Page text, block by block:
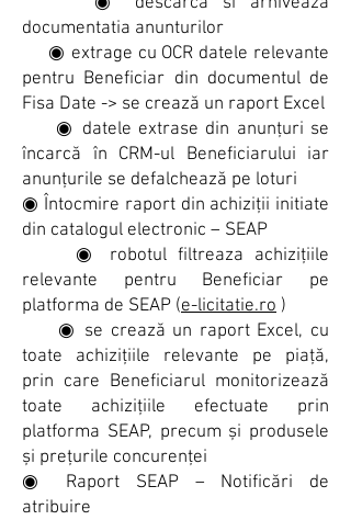
documentatia anunturilor
◉ extrage cu OCR datele relevante
pentru Beneficiar din documentul de
Fisa Date -> se crează un raport Excel
◉ datele extrase din anunțuri se
încarcă în CRM-ul Beneficiarului iar
anunțurile se defalchează pe loturi
◉ Întocmire raport din achiziții initiate
din catalogul electronic – SEAP
◉ robotul filtreaza achizițiile
relevante pentru Beneficiar pe
platforma de SEAP (e-licitatie.ro )
◉ se crează un raport Excel, cu
toate achizițiile relevante pe piață,
prin care Beneficiarul monitorizează
toate achizițiile efectuate prin
platforma SEAP, precum și produsele
și prețurile concurenței
◉ Raport SEAP – Notificări de
atribuire